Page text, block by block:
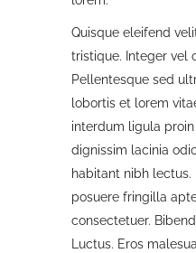
Quisque eleifend
tristique. Integer vel
Pellentesque sed
lobortis et lorem
interdum ligula
dignissim lacinia
habitant nibh lectus.
posuere fringilla
consectetuer.
Luctus. Eros